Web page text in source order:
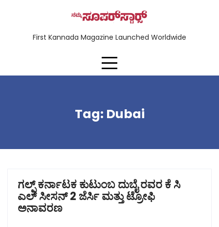
First Kannada Magazine Launched Worldwide
Tag: Dubai
ಗಲ್ಫ್ ಕರ್ನಾಟಕ ಕುಟುಂಬ ದುಬೈ ರವರ ಕೆ ಸಿ
ಎಲ್ ಸೀಸನ್ 2 ಜೆರ್ಸಿ ಮತ್ತು ಟ್ರೋಫಿ
ಅನಾವರಣ